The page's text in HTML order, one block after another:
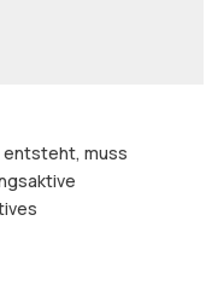
entsteht, muss